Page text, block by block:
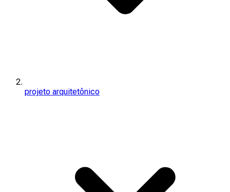
projeto arquitetônico